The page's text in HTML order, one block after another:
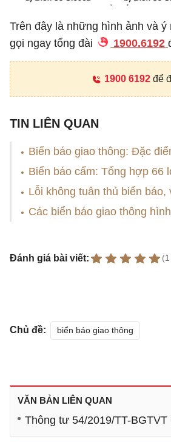
Trên đây là những hình ảnh và ý
gọi ngay tổng đài
1900.6192
1900 6192để
TIN LIÊN QUAN
Biển báo giao thông: Đặc
Biển báo cấm: Tổng hợp 66
Lỗi không tuân thủ biển
Các biển báo giao thông
Đánh giá bài viết:
Chủ đề: biển báo giao thông
VĂN BẢN LIÊN QUAN
Thông tư 54/2019/TT-